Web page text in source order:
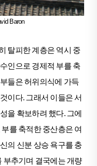
Baron
탈피한 계층은 역시 중
인으로 경제적 부를 축
들은 허위의식에 가득
이다. 그래서 이들은 서
을 확보하려 했다. 그에
를 축적한 중산층은 여
의 신분 상승 욕구를 충
부추기며 결국에는 개량